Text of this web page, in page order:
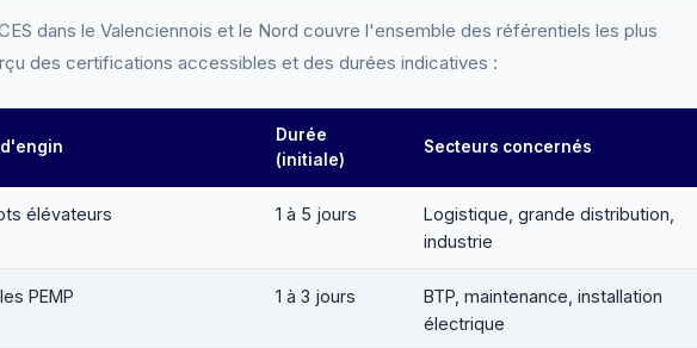
dans le Valenciennois et le Nord couvre l'ensemble des référentiels les plus
des certifications accessibles et des durées indicatives :
Durée
(initiale)
Secteurs concernés
élévateurs 1 à 5 jours
Logistique, grande distribution,
industrie
PEMP 1 à 3 jours
BTP, maintenance, installation
électrique